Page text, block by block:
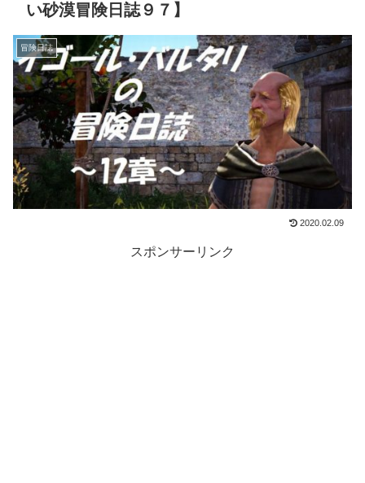
い砂漠冒険日誌９７】
冒険日誌
2020.02.09
スポンサーリンク